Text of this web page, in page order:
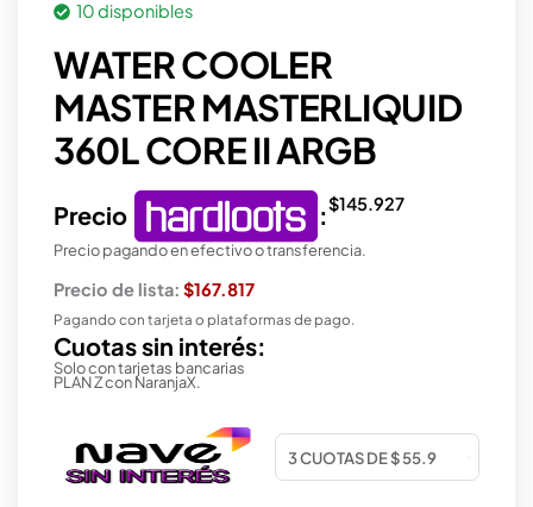
10 disponibles
WATER COOLER
MASTER MASTERLIQUID
360L CORE II ARGB
Precio :$145.927
Precio pagando en efectivo o transferencia.
Precio de lista: $167.817
Pagando con tarjeta o plataformas de pago.
Cuotas sin interés:
Solo con tarjetas bancarias
PLAN Z con NaranjaX.